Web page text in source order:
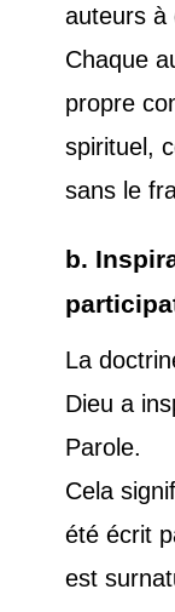
auteurs à
Chaque
propre
spirituel,
sans le
b.
La
Dieu a
Parole.
Cela
été écrit
est